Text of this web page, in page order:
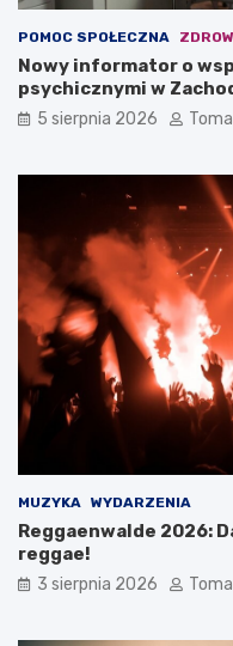
POMOC SPOŁECZNA
Nowy informator o
psychicznymi w
5 sierpnia 2026
MUZYKA WYDARZENIA
Reggaenwalde 2026:
reggae!
3 sierpnia 2026